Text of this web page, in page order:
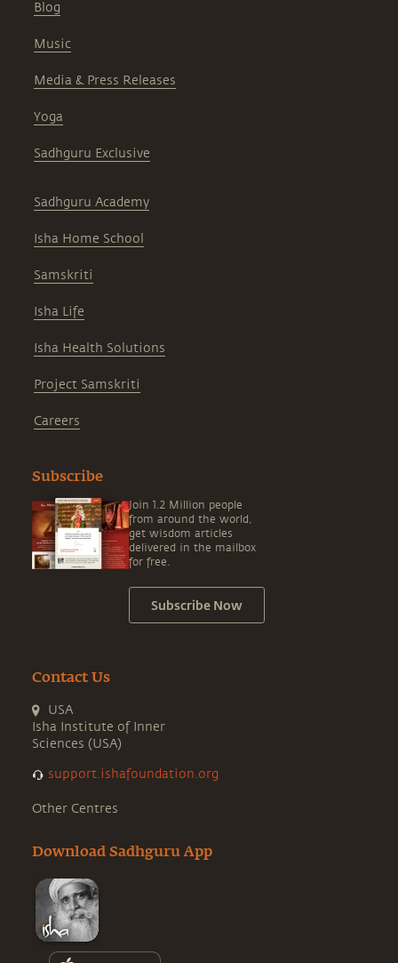
Blog
Music
Media & Press Releases
Yoga
Sadhguru Exclusive
Sadhguru Academy
Isha Home School
Samskriti
Isha Life
Isha Health Solutions
Project Samskriti
Careers
Subscribe
Join 1.2 Million people
from around the world,
get wisdom articles
delivered in the mailbox
for free.
Subscribe Now
Contact Us
USA
Isha Institute of Inner
Sciences (USA)
support.ishafoundation.org
Other Centres
Download Sadhguru App